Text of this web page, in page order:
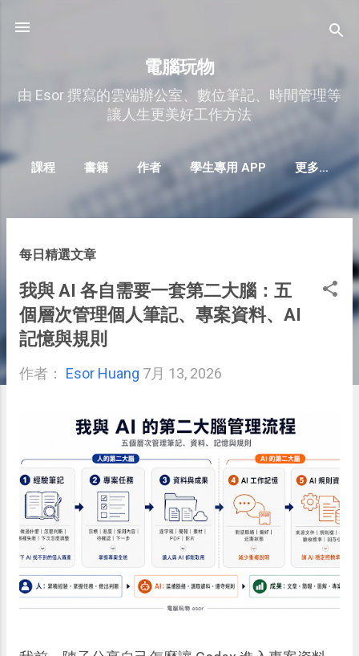
電腦玩物
由 Esor 撰寫的雲端辦公室、數位筆記、時間管理等
讓人生更美好工作方法
課程 書籍 作者 學生專用 APP 更多…
發
表
文
章
每日精選文章
我與 AI 各自需要一套第二大腦：五
個層次管理個人筆記、專案資料、AI
記憶與規則
作者： Esor Huang 7月 13, 2026